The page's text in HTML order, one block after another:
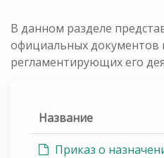
В данном разделе
официальных документов
регламентирующих его
Название
Приказ о